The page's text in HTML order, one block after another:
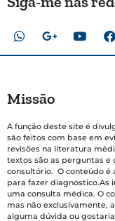
Missão
A função deste site é
são feitos com base em
revisões na literatura
textos são as perguntas
consultório. O conteúdo é
para fazer diagnóstico.As
uma consulta médica. O
mas não exclusivamente,
alguma dúvida ou